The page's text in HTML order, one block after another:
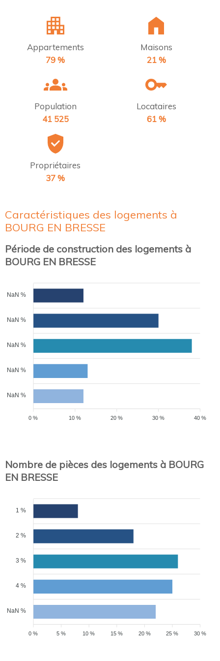
Appartements
79 %
Maisons
21 %
Population
41 525
Locataires
61 %
Propriétaires
37 %
Caractéristiques des logements à
BOURG EN BRESSE
Période de construction des logements à
BOURG EN BRESSE
NaN %
NaN %
NaN %
NaN %
NaN %
40 %
30 %
20 %
10 %
0 %
Nombre de pièces des logements à BOURG
EN BRESSE
1 %
2 %
3 %
4 %
NaN %
30 %
25 %
20 %
15 %
10 %
5 %
0 %